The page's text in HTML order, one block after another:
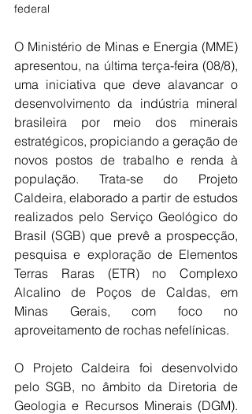
federal
O Ministério de Minas e Energia (MME)
apresentou, na última terça-feira (08/8),
uma iniciativa que deve alavancar o
desenvolvimento da indústria mineral
brasileira por meio dos minerais
estratégicos, propiciando a geração de
novos postos de trabalho e renda à
população. Trata-se do Projeto
Caldeira, elaborado a partir de estudos
realizados pelo Serviço Geológico do
Brasil (SGB) que prevê a prospecção,
pesquisa e exploração de Elementos
Terras Raras (ETR) no Complexo
Alcalino de Poços de Caldas, em
Minas Gerais, com foco no
aproveitamento de rochas nefelínicas.
O Projeto Caldeira foi desenvolvido
pelo SGB, no âmbito da Diretoria de
Geologia e Recursos Minerais (DGM).